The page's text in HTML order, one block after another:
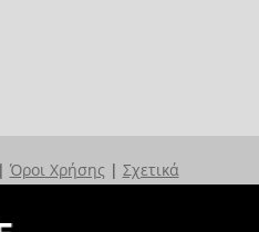
| Όροι Χρήσης | Σχετικά